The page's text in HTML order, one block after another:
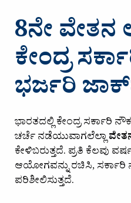
8ನೇ
ಕೇಂದ್ರ
ಭರ್ಜರಿ
ಭಾರತದಲ್ಲಿ ಕೇಂದ್ರ ಸರ್ಕಾರಿ
ಚರ್ಚೆ ನಡೆಯುವಾಗಲೆಲ್ಲಾ
ಕೇಳಿಬರುತ್ತದೆ. ಪ್ರತಿ ಕೆಲವು
ಆಯೋಗವನ್ನು ರಚಿಸಿ, ಸರ್ಕಾರಿ
ಪರಿಶೀಲಿಸುತ್ತದೆ.